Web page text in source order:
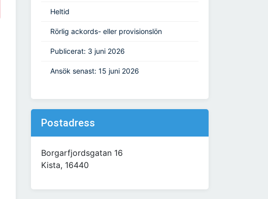
Heltid
Rörlig ackords- eller provisionslön
Publicerat: 3 juni 2026
Ansök senast: 15 juni 2026
Postadress
Borgarfjordsgatan 16
Kista, 16440